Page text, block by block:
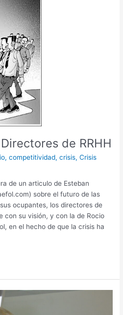
de RRHH
,competitividad,crisis,Crisis
de un articulo de Esteban
sobre el futuro de las
ocupantes, los directores de
con su visión, y con la de Rocio
en el hecho de que la crisis ha